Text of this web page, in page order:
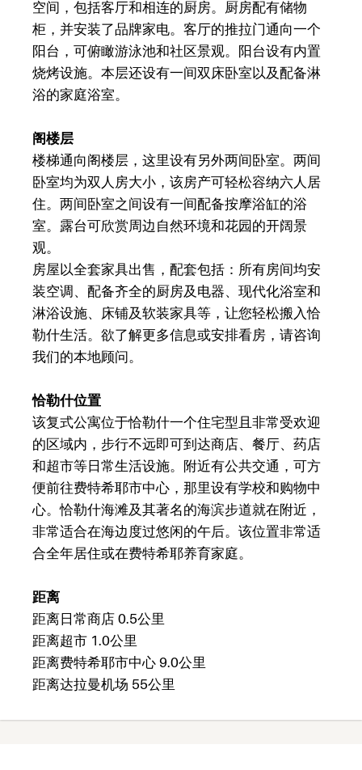
空间，包括客厅和相连的厨房。厨房配有储物
柜，并安装了品牌家电。客厅的推拉门通向一个
阳台，可俯瞰游泳池和社区景观。阳台设有内置
烧烤设施。本层还设有一间双床卧室以及配备淋
浴的家庭浴室。
阁楼层
楼梯通向阁楼层，这里设有另外两间卧室。两间
卧室均为双人房大小，该房产可轻松容纳六人居
住。两间卧室之间设有一间配备按摩浴缸的浴
室。露台可欣赏周边自然环境和花园的开阔景
观。
房屋以全套家具出售，配套包括：所有房间均安
装空调、配备齐全的厨房及电器、现代化浴室和
淋浴设施、床铺及软装家具等，让您轻松搬入恰
勒什生活。欲了解更多信息或安排看房，请咨询
我们的本地顾问。
恰勒什位置
该复式公寓位于恰勒什一个住宅型且非常受欢迎
的区域内，步行不远即可到达商店、餐厅、药店
和超市等日常生活设施。附近有公共交通，可方
便前往费特希耶市中心，那里设有学校和购物中
心。恰勒什海滩及其著名的海滨步道就在附近，
非常适合在海边度过悠闲的午后。该位置非常适
合全年居住或在费特希耶养育家庭。
距离
距离日常商店 0.5公里
距离超市 1.0公里
距离费特希耶市中心 9.0公里
距离达拉曼机场 55公里